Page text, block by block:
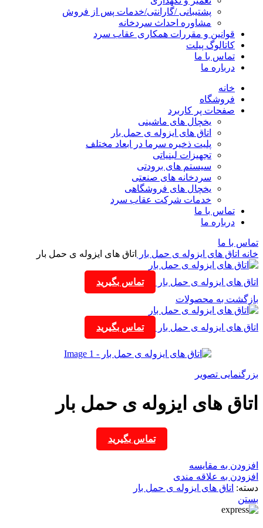
پشتیبانی /گارانتی/خدمات پس از فروش
مشاوره احداث سردخانه
قوانین و مقررات همکاری عقاب سرد
کاتالوگ پیلت
تماس با ما
درباره ما
خانه
فروشگاه
صفحات پر کاربرد
یخچال های ماشینی
اتاق های ایزوله ی حمل بار
پلیت ذخیره سرما در ابعاد مختلف
تجهیزات لبنیاتی
سیستم های برودتی
سردخانه های صنعتی
یخچال های فروشگاهی
خدمات شرکت عقاب سرد
تماس با ما
درباره ما
تماس با ما
خانه اتاق های ایزوله ی حمل بار اتاق های ایزوله ی حمل بار
اتاق های ایزوله ی حمل بار
تماس بگیرید
بازگشت به محصولات
اتاق های ایزوله ی حمل بار تماس بگیرید
بزرگنمایی تصویر
اتاق های ایزوله ی حمل بار
تماس بگیرید
افزودن به مقایسه
افزودن به علاقه مندی
دسته: اتاق های ایزوله ی حمل بار
بستن